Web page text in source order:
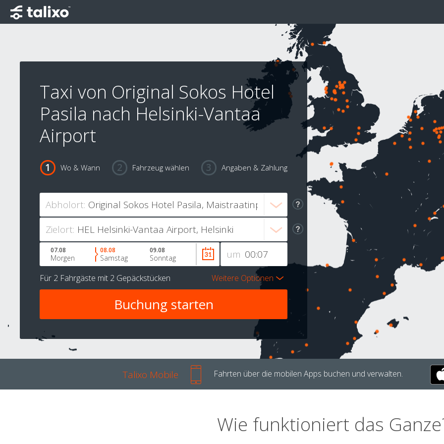
Taxi von Original Sokos Hotel
Pasila nach Helsinki-Vantaa
Airport
Wo & Wann Fahrzeug wählen Angaben & Zahlung
Abholort:
Zielort:
um
07.08
Morgen
08.08
Samstag
09.08
Sonntag
Für 2 Fahrgäste mit 2 Gepäckstücken Weitere Optionen
Talixo Mobile Fahrten über die mobilen Apps buchen und verwalten.
Wie funktioniert das